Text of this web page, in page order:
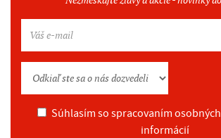
Súhlasím so spracovaním
informácií